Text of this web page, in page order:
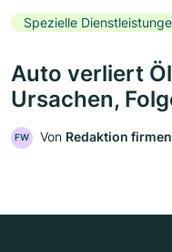
Spezielle
Auto verliert
Ursachen,
FW Von Redaktion